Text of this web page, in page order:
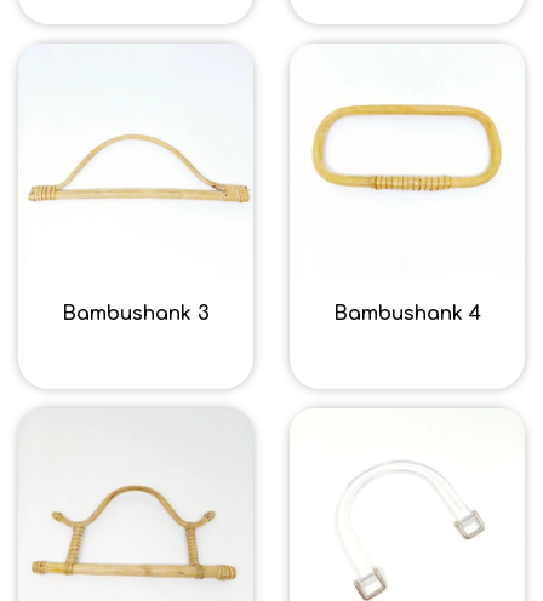
Bambushank 3 Bambushank 4